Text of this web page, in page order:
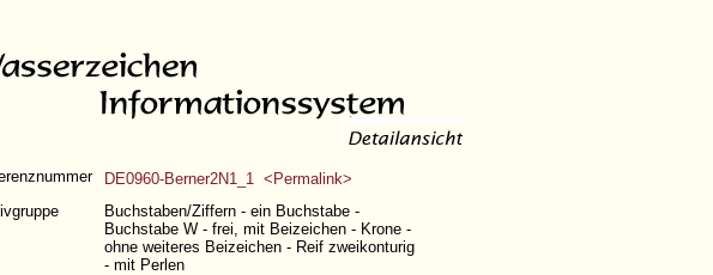
DE0960-Berner2N1_1 <Permalink>
Buchstaben/Ziffern - ein Buchstabe -
Buchstabe W - frei, mit Beizeichen - Krone -
ohne weiteres Beizeichen - Reif zweikonturig
- mit Perlen